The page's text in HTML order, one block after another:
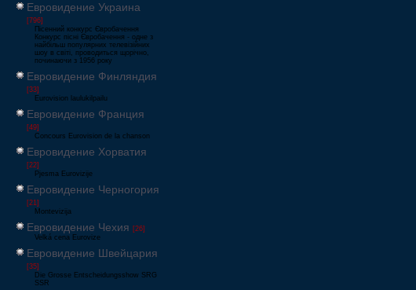
Евровидение Украина
[796]
Пісенний конкурс Євробачення
Конкурс пісні Євробачення - одне з
найбільш популярних телевізійних
шоу в світі, проводиться щорічно,
починаючи з 1956 року
Евровидение Финляндия
[33]
Eurovision laulukilpailu
Евровидение Франция
[49]
Concours Eurovision de la chanson
Евровидение Хорватия
[22]
Pjesma Eurovizije
Евровидение Черногория
[21]
Montevizija
Евровидение Чехия [26]
Velká cena Eurovize
Евровидение Швейцария
[35]
Die Grosse Entscheidungsshow SRG
SSR